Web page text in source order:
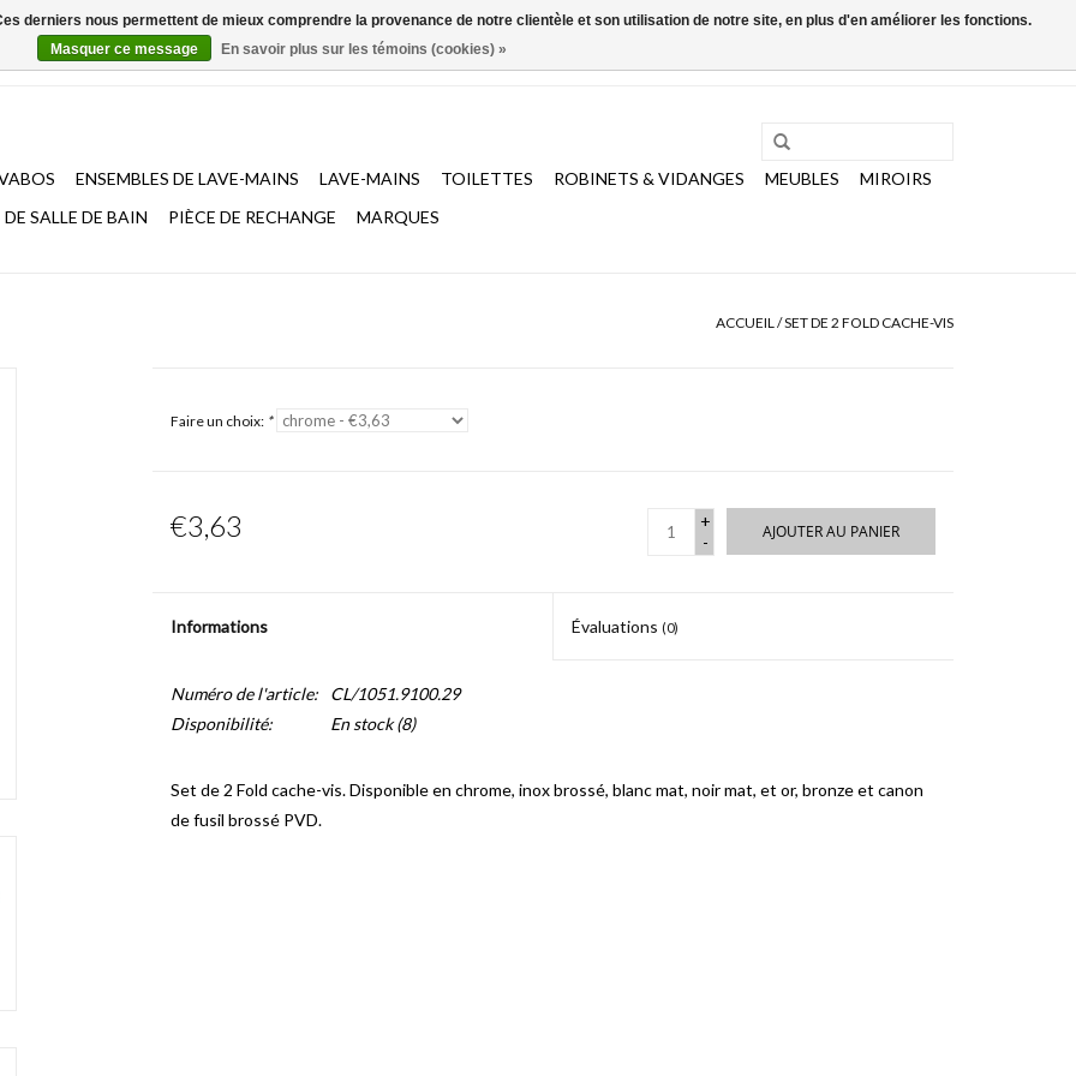
ENSEMBLES DE LAVE-MAINS LAVE-MAINS TOILETTES ROBINETS & VIDANGES MEUBLES
MIROIRS
SALLE DE BAIN
PIÈCE DE RECHANGE MARQUES
ACCUEIL/SET DE 2 FOLD CACHE-VIS
Faire un choix: *
€3,63
+
-
AJOUTER AU PANIER
Informations Évaluations (0)
Numéro de l'article:
CL/1051.9100.29
Disponibilité:
En stock(8)
Set de 2 Fold cache-vis. Disponible en chrome, inox brossé, blanc mat, noir mat, et or, bronze et canon
de fusil brossé PVD.
derniers nous permettent de mieux comprendre la provenance de notre clientèle et son utilisation de notre site, en plus d'en améliorer les fonctions.
Masquer ce message
En savoir plus sur les témoins (cookies) »